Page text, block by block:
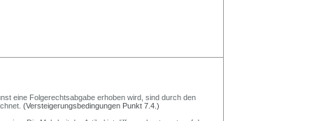
eine Folgerechtsabgabe erhoben wird, sind durch den
(Versteigerungsbedingungen Punkt 7.4.)